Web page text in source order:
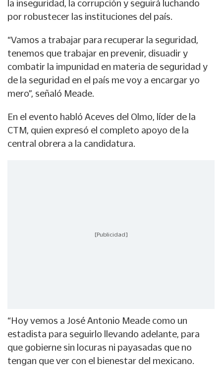
la inseguridad, la corrupción y seguirá luchando
por robustecer las instituciones del país.
“Vamos a trabajar para recuperar la seguridad,
tenemos que trabajar en prevenir, disuadir y
combatir la impunidad en materia de seguridad y
de la seguridad en el país me voy a encargar yo
mero”, señaló Meade.
En el evento habló Aceves del Olmo, líder de la
CTM, quien expresó el completo apoyo de la
central obrera a la candidatura.
[Publicidad]
“Hoy vemos a José Antonio Meade como un
estadista para seguirlo llevando adelante, para
que gobierne sin locuras ni payasadas que no
tengan que ver con el bienestar del mexicano.